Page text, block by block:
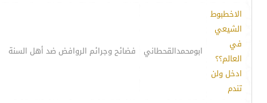
الاخطبوط
الشيعي
في
العالم؟؟
ادخل ولن
تندم
ابومحمدالقحطاني فضائح وجرائم الروافض ضد أهل السنة